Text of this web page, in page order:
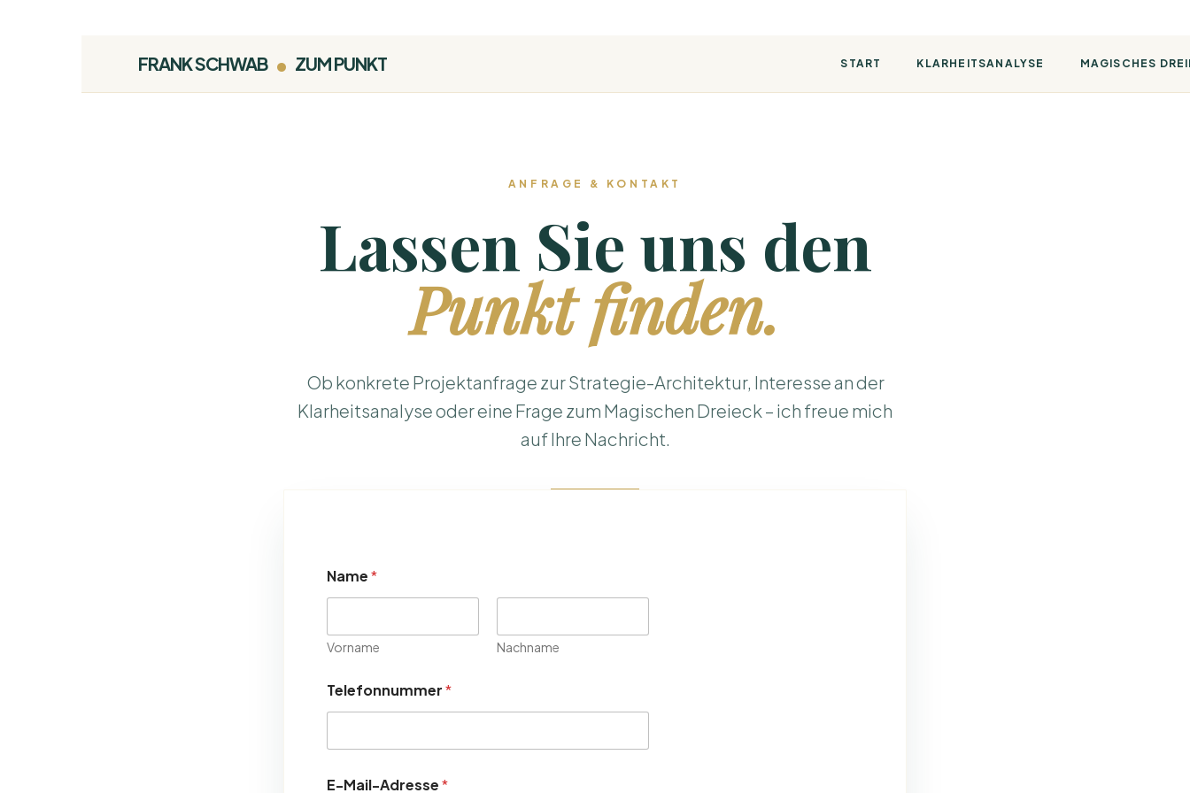
FRANK SCHWAB • ZUM PUNKT START KLARHEITSANALYSE MAGISCHES
ANFRAGE & KONTAKT
Lassen Sie uns den
Punkt finden.
Ob konkrete Projektanfrage zur Strategie-Architektur, Interesse an der
Klarheitsanalyse oder eine Frage zum Magischen Dreieck – ich freue mich
auf Ihre Nachricht.
Name*
Vorname Nachname
*
T
l
f
Telefonnummer*
E-Mail-Adresse*